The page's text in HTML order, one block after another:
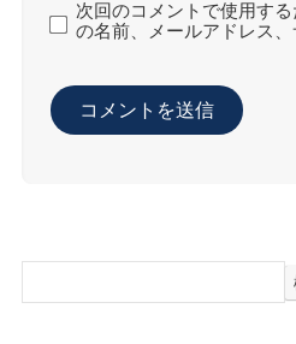
次回のコメントで使用す
の名前、メールアドレス、